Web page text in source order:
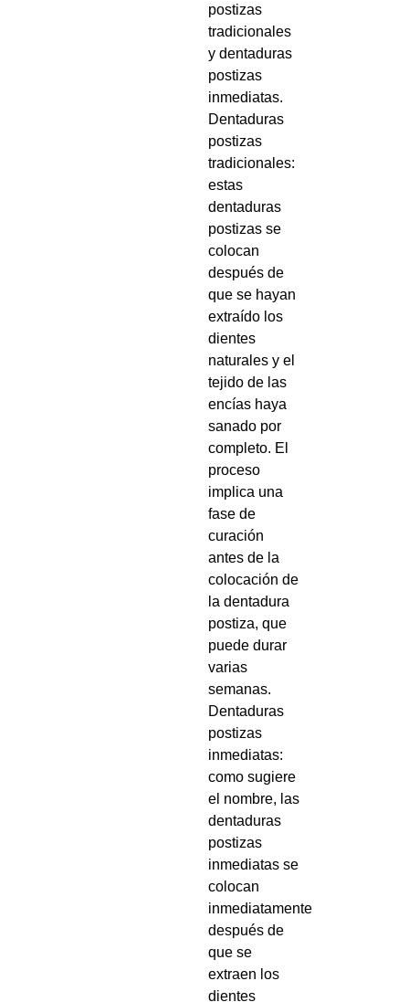
postizas
tradicionales
y dentaduras
postizas
inmediatas.
Dentaduras
postizas
tradicionales:
estas
dentaduras
postizas se
colocan
después de
que se hayan
extraído los
dientes
naturales y el
tejido de las
encías haya
sanado por
completo. El
proceso
implica una
fase de
curación
antes de la
colocación de
la dentadura
postiza, que
puede durar
varias
semanas.
Dentaduras
postizas
inmediatas:
como sugiere
el nombre, las
dentaduras
postizas
inmediatas se
colocan
inmediatamente
después de
que se
extraen los
dientes